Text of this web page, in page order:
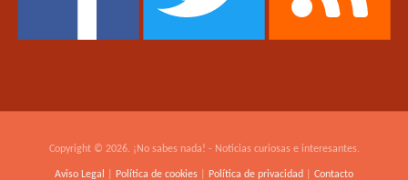
Copyright © 2026. ¡No sabes nada! - Noticias curiosas e interesantes.
Aviso Legal Política de cookies Política de privacidad Contacto